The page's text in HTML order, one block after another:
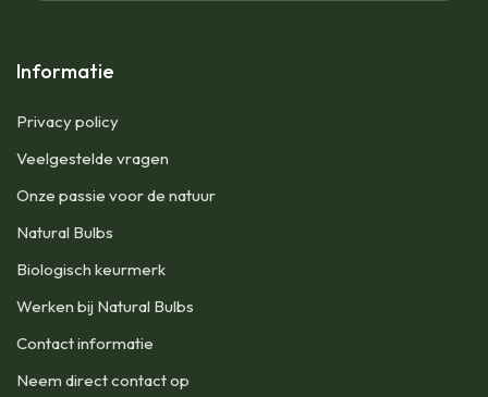
Informatie
Privacy policy
Veelgestelde vragen
Onze passie voor de natuur
Natural Bulbs
Biologisch keurmerk
Werken bij Natural Bulbs
Contact informatie
Neem direct contact op